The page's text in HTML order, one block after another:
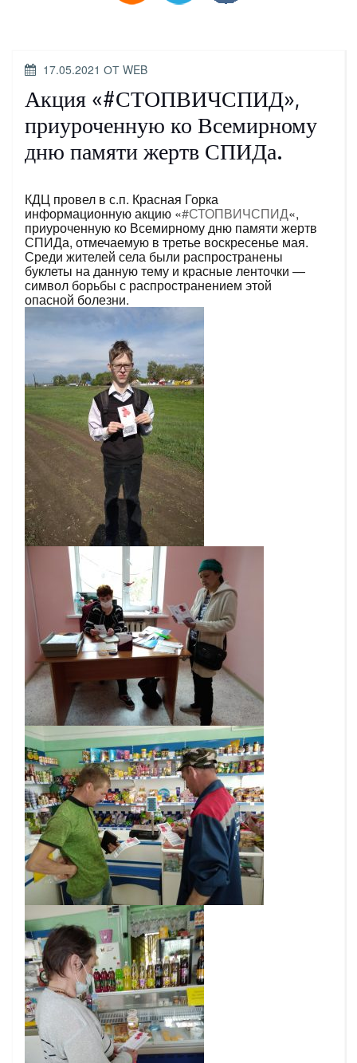
ОПУБЛИКОВАНО
17.05.2021 ОТ WEB
Акция «#СТОПВИЧСПИД»,
приуроченную ко Всемирному
дню памяти жертв СПИДа.
КДЦ провел в с.п. Красная Горка
информационную акцию «#СТОПВИЧСПИД«,
приуроченную ко Всемирному дню памяти жертв
СПИДа, отмечаемую в третье воскресенье мая.
Среди жителей села были распространены
буклеты на данную тему и красные ленточки —
символ борьбы с распространением этой
опасной болезни.